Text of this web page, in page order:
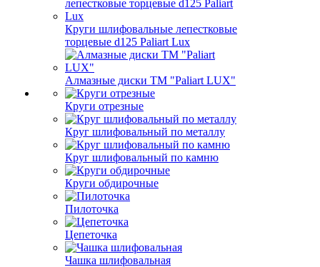
Круги шлифовальные лепестковые
торцевые d125 Paliart Lux
Алмазные диски ТМ "Paliart LUX"
Круги отрезные
Круг шлифовальный по металлу
Круг шлифовальный по камню
Круги обдирочные
Пилоточка
Цепеточка
Чашка шлифовальная